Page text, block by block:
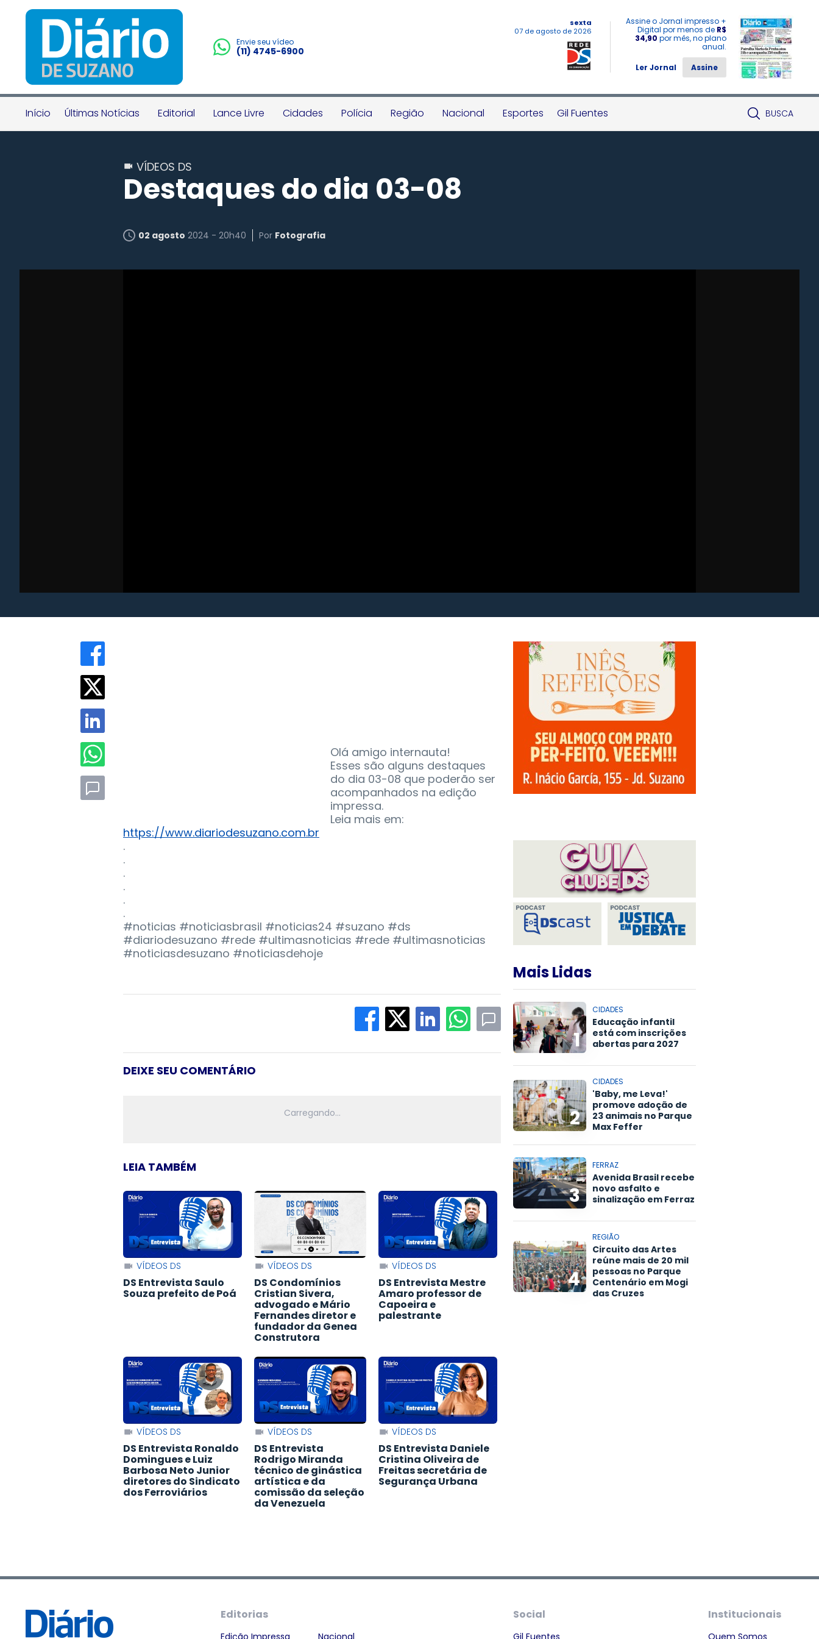
Envie seu vídeo
(11) 4745-6900
sexta
07 de agosto de 2026
Assine o Jornal impresso +
Digital por menos de R$
34,90 por mês, no plano
anual.
Ler Jornal
Assine
Início Últimas Notícias Editorial Lance Livre Cidades Polícia Região Nacional Esportes Gil Fuentes BUSCA
VÍDEOS DS
Destaques do dia 03-08
02 agosto 2024 - 20h40 Por Fotografia
Olá amigo internauta!
Esses são alguns destaques
do dia 03-08 que poderão ser
acompanhados na edição
impressa.
Leia mais em:
https://www.diariodesuzano.com.br
.
.
.
.
.
.
#noticias #noticiasbrasil #noticias24 #suzano #ds
#diariodesuzano #rede #ultimasnoticias #rede #ultimasnoticias
#noticiasdesuzano #noticiasdehoje
DEIXE SEU COMENTÁRIO
LEIA TAMBÉM
VÍDEOS DS
DS Entrevista Saulo
Souza prefeito de Poá
VÍDEOS DS
DS Condomínios
Cristian Sivera,
advogado e Mário
Fernandes diretor e
fundador da Genea
Construtora
VÍDEOS DS
DS Entrevista Mestre
Amaro professor de
Capoeira e
palestrante
VÍDEOS DS
DS Entrevista Ronaldo
Domingues e Luiz
Barbosa Neto Junior
diretores do Sindicato
dos Ferroviários
VÍDEOS DS
DS Entrevista
Rodrigo Miranda
técnico de ginástica
artística e da
comissão da seleção
da Venezuela
VÍDEOS DS
DS Entrevista Daniele
Cristina Oliveira de
Freitas secretária de
Segurança Urbana
Mais Lidas
1
CIDADES
Educação infantil
está com inscrições
abertas para 2027
2
CIDADES
'Baby, me Leva!'
promove adoção de
23 animais no Parque
Max Feffer
3
FERRAZ
Avenida Brasil recebe
novo asfalto e
sinalização em Ferraz
4
REGIÃO
Circuito das Artes
reúne mais de 20 mil
pessoas no Parque
Centenário em Mogi
das Cruzes
Editorias Social Institucionais